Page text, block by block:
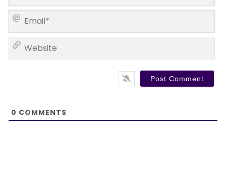
m
a
l
0 COMMENTS